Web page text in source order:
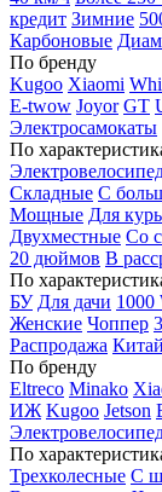
кредит Зимние
Карбоновые
По бренду
Kugoo Xiaomi
E-twow Joyor GT
Электросамокаты
По
Складные С
Мощные Для
Двухместные Со
20 дюймов В
По
БУ Для дачи 1000
Женские Чоппер
Распродажа
По бренду
Eltreco Minako
ИЖ Kugoo Jetson
По
Трехколесные С